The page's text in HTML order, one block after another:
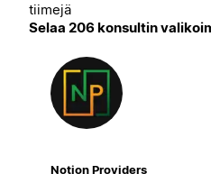
tiimejä
Selaa 206 konsultin
Notion Providers